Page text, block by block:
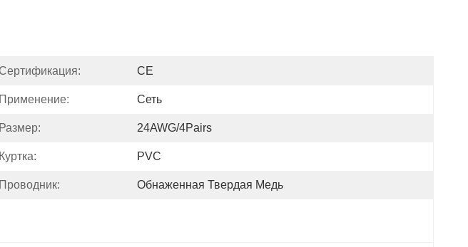
Сертификация: CE
Применение: Сеть
Размер: 24AWG/4Pairs
Куртка: PVC
Проводник: Обнаженная Твердая Медь